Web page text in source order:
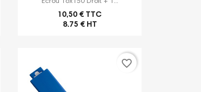
Ecrou 16x150 Droit + 1...
10,50 € TTC
8.75 € HT
favorite_border